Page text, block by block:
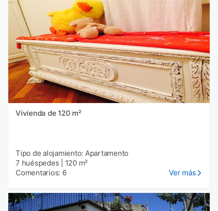
Vivienda de 120 m²
Tipo de alojamiento: Apartamento
7 huéspedes
120 m²
Comentarios: 6
Ver más